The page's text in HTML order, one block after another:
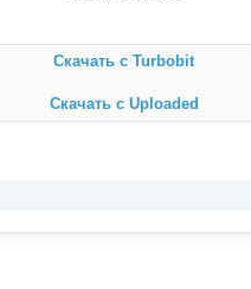
Скачать с Turbobit
Скачать с Uploaded